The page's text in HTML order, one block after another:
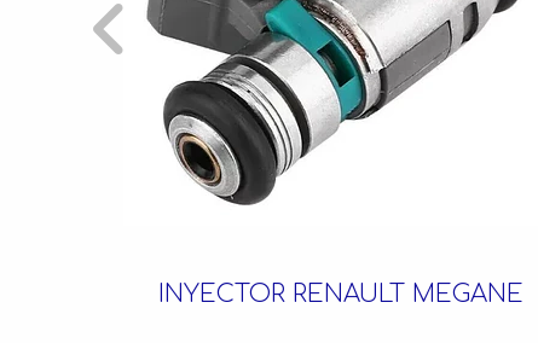
INYECTOR RENAULT MEGANE